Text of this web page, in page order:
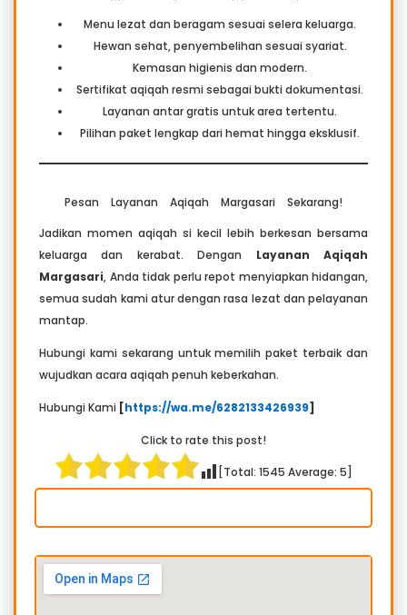
Menu lezat dan beragam sesuai selera keluarga.
Hewan sehat, penyembelihan sesuai syariat.
Kemasan higienis dan modern.
Sertifikat aqiqah resmi sebagai bukti dokumentasi.
Layanan antar gratis untuk area tertentu.
Pilihan paket lengkap dari hemat hingga eksklusif.
Pesan Layanan Aqiqah Margasari Sekarang!
Jadikan momen aqiqah si kecil lebih berkesan bersama
keluarga dan kerabat. Dengan Layanan Aqiqah
Margasari, Anda tidak perlu repot menyiapkan hidangan,
semua sudah kami atur dengan rasa lezat dan pelayanan
mantap.
Hubungi kami sekarang untuk memilih paket terbaik dan
wujudkan acara aqiqah penuh keberkahan.
Hubungi Kami [https://wa.me/6282133426939]
Click to rate this post!
[Total: 1545 Average: 5]